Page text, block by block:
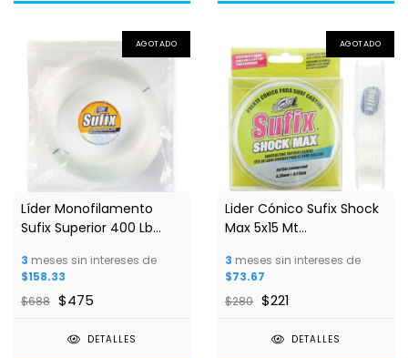
AGOTADO
Líder Monofilamento
Sufix Superior 400 Lb
3 meses sin intereses de
$158.33
$688 $475
DETALLES
AGOTADO
Lider Cónico Sufix Shock
Max 5x15 Mt
3 meses sin intereses de
$73.67
$280 $221
DETALLES